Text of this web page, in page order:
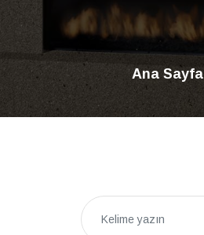
Ana Sayfa